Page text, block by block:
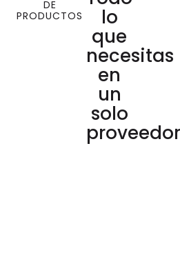
DE
PRODUCTOS
lo
que
necesitas
en
un
solo
proveedor